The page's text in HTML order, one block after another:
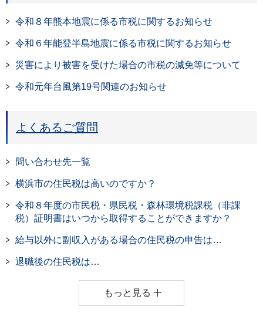
令和８年熊本地震に係る市税に関するお知らせ
令和６年能登半島地震に係る市税に関するお知らせ
災害により被害を受けた場合の市税の減免等について
令和元年台風第19号関連のお知らせ
よくあるご質問
問い合わせ先一覧
横浜市の住民税は高いのですか？
令和８年度の市民税・県民税・森林環境税課税（非課
税）証明書はいつから取得することができますか？
給与以外に副収入がある場合の住民税の申告は…
退職後の住民税は…
もっと見る